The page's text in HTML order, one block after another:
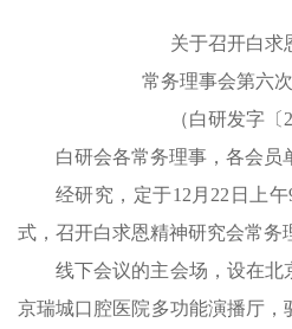
关于召开白求
常务理事会第六
（白研发字〔
白研会各常务理事，各会员
经研究，定于12月22日上
式，召开白求恩精神研究会常务
线下会议的主会场，设在北
京瑞城口腔医院多功能演播厅，